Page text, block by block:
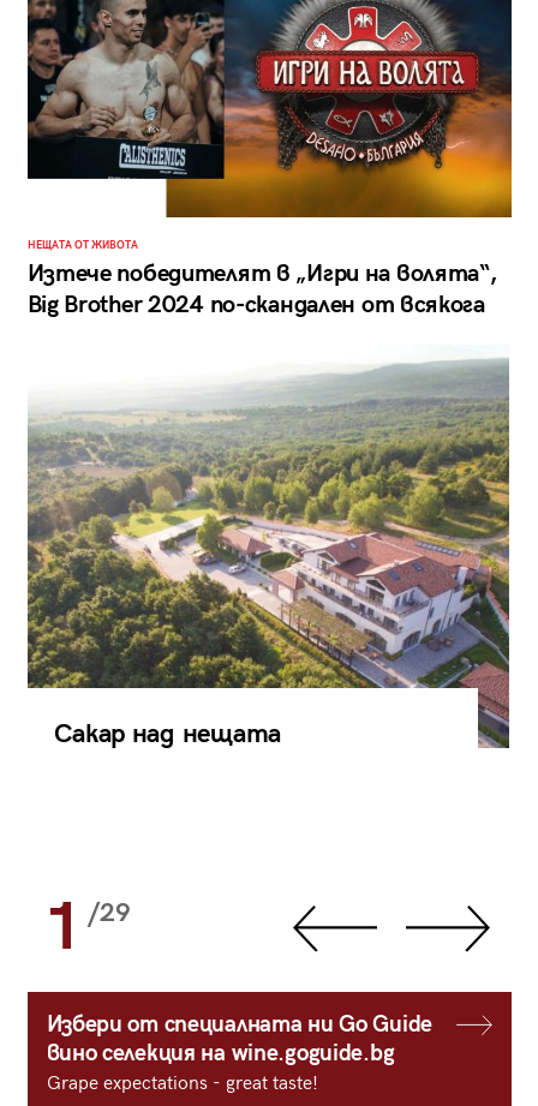
НЕЩАТА ОТ ЖИВОТА
Изтече победителят в „Игри на волята“,
Big Brother 2024 по-скандален от всякога
Сакар над нещата
1 /29
Избери от специалната ни Go Guide
вино селекция на wine.goguide.bg
Grape expectations - great taste!